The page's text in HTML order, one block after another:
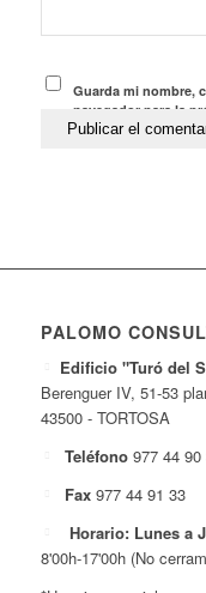
Guarda mi nombre,
navegador para la
PALOMO
Edificio "Turó del
Berenguer IV, 51-53
43500 - TORTOSA
Teléfono 977 44 90
Fax 977 44 91 33
Horario: Lunes a
8'00h-17'00h (No